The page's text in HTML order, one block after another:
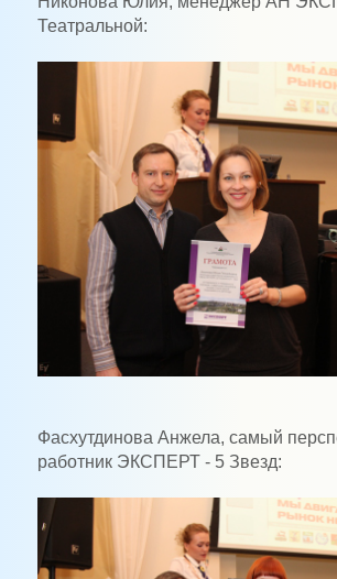
Театральной:
Фасхутдинова Анжела, самый
работник ЭКСПЕРТ - 5 Звезд: